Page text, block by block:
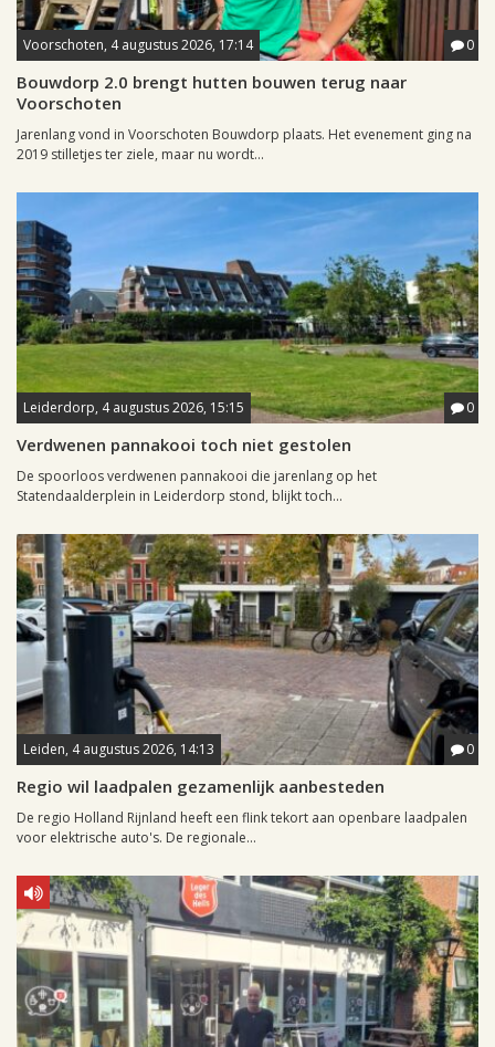
Voorschoten, 4 augustus 2026, 17:14 0
Bouwdorp 2.0 brengt hutten bouwen terug naar
Voorschoten
Jarenlang vond in Voorschoten Bouwdorp plaats. Het evenement ging na
2019 stilletjes ter ziele, maar nu wordt...
Leiderdorp, 4 augustus 2026, 15:15 0
Verdwenen pannakooi toch niet gestolen
De spoorloos verdwenen pannakooi die jarenlang op het
Statendaalderplein in Leiderdorp stond, blijkt toch...
Leiden, 4 augustus 2026, 14:13 0
Regio wil laadpalen gezamenlijk aanbesteden
De regio Holland Rijnland heeft een flink tekort aan openbare laadpalen
voor elektrische auto's. De regionale...